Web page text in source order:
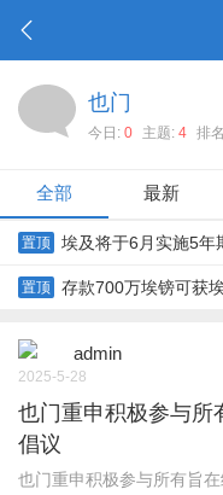
也门
今日: 0 主题: 4 排
全部 最新
置顶 埃及将于6月实施5年
置顶 存款700万埃镑可获
admin
2025-5-28
也门重申积极参与所
倡议
也门重申积极参与所有旨